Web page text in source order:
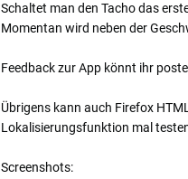
Schaltet man den Tacho das
Momentan wird neben der
Feedback zur App könnt ihr
Übrigens kann auch Firefox
Lokalisierungsfunktion mal
Screenshots: